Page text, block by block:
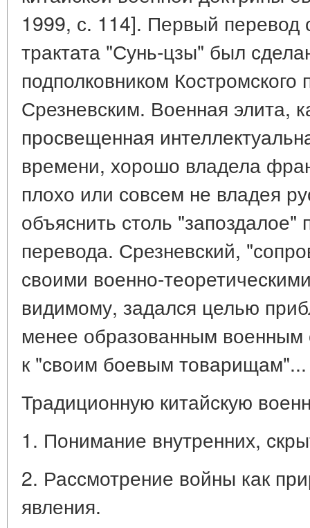
1999, с. 114]. Первый перевод
трактата "Сунь-цзы" был
подполковником Костромского
Срезневским. Военная элита,
просвещенная
времени, хорошо владела
плохо или совсем не владея
объяснить столь "запоздалое"
перевода. Срезневский,
своими военно-
видимому, задался целью
менее образованным
к "своим боевым товарищам"...
Традиционную китайскую
1. Понимание внутренних,
2. Рассмотрение войны как
явления.